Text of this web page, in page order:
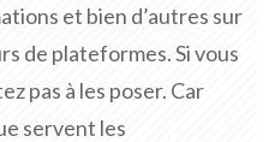
et bien d’autres sur
de plateformes. Si vous
pas à les poser. Car
servent les